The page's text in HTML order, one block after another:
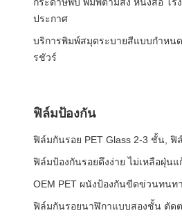
ประกาศ
บริการพิมพ์สมุดระบายสีแบบกำหน
รชัวร์
ฟิล์มป้องกัน
ฟิล์มกันรอย PET Glass 2-3 ชั้น, ฟิ
ฟิล์มป้องกันรอยดึงง่าย ไม่เหลือฝุ่น
OEM PET ผนังป้องกันขีดข่วนทนท
ฟิล์มกันรอยนาฬิกาแบบสองชั้น ตัด